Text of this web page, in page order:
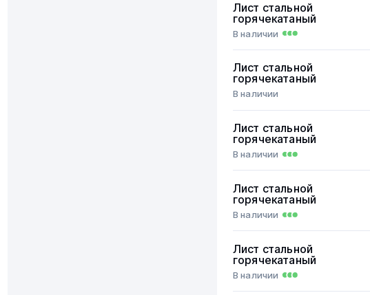
Лист стальной
горячекатаный
В наличии
Лист стальной
горячекатаный
В наличии
Лист стальной
горячекатаный
В наличии
Лист стальной
горячекатаный
В наличии
Лист стальной
горячекатаный
В наличии